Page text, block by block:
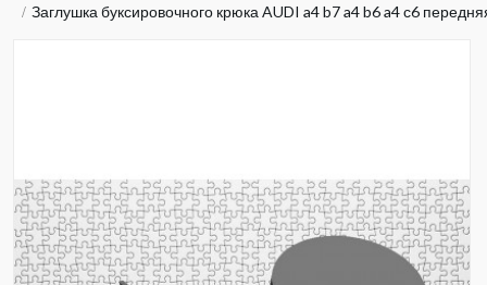
Заглушка буксировочного крюка AUDI a4 b7 a4 b6 a4 с6